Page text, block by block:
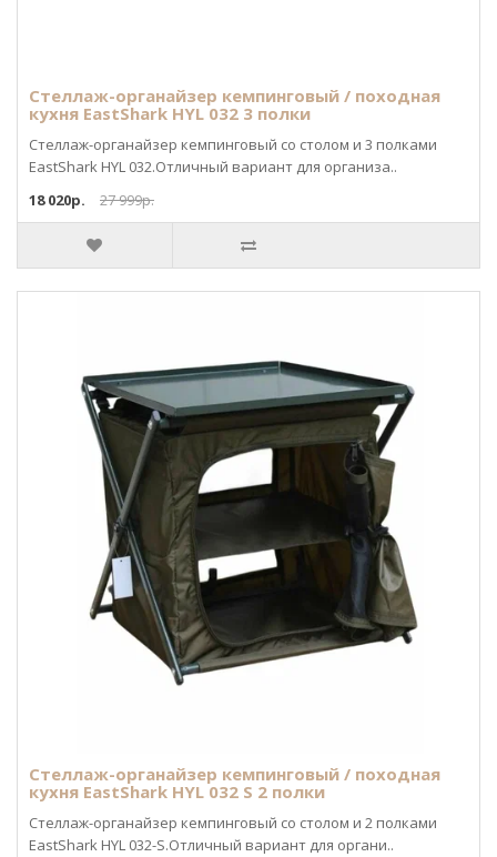
Стеллаж-органайзер кемпинговый / походная
кухня EastShark HYL 032 3 полки
Стеллаж-органайзер кемпинговый со столом и 3 полками
EastShark HYL 032.Отличный вариант для организа..
18 020р.
27 999р.
Стеллаж-органайзер кемпинговый / походная
кухня EastShark HYL 032 S 2 полки
Стеллаж-органайзер кемпинговый со столом и 2 полками
EastShark HYL 032-S.Отличный вариант для органи..